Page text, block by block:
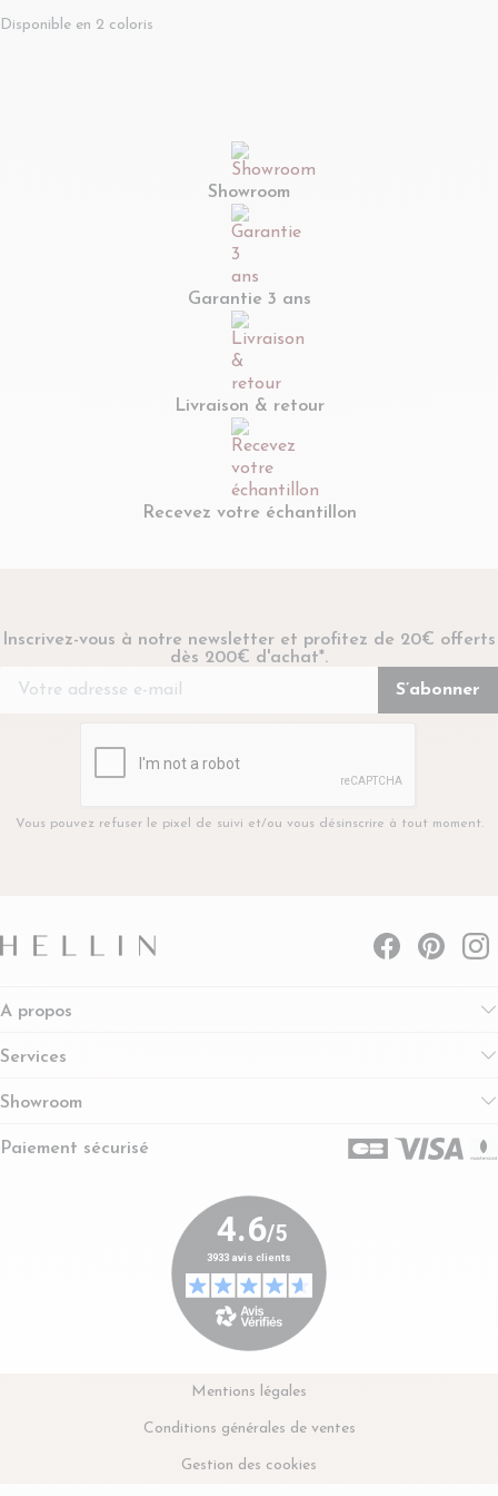
manguier -
Disponible en 2 coloris
Showroom
Garantie 3 ans
Livraison & retour
Recevez votre échantillon
Inscrivez-vous à notre newsletter et profitez de 20€ offerts
dès 200€ d'achat*.
Vous pouvez refuser le pixel de suivi et/ou vous désinscrire à tout moment.
A propos
Services
Showroom
Paiement sécurisé
Mentions légales
Conditions générales de ventes
Gestion des cookies